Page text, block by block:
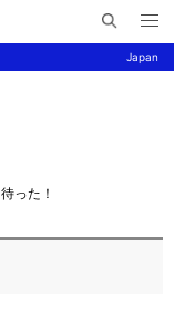
Japan
イ
メ
ニ
ュ
った！